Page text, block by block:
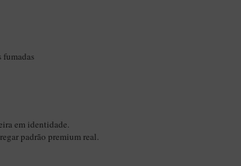
fumadas
em identidade.
padrão premium real.